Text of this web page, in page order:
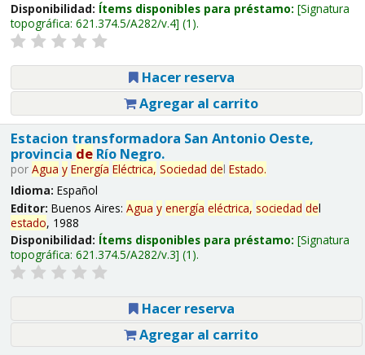
Disponibilidad: Ítems disponibles para préstamo: Signatura
topográfica: 621.374.5/A282/v.4 (1).
Hacer reserva
Agregar al carrito
Estacion transformadora San Antonio Oeste,
provincia deRío Negro.
por Agua y Energía Eléctrica, Sociedad del Estado.
Idioma: Español
Editor: Buenos Aires: Agua y energía eléctrica, sociedad del
estado, 1988
Disponibilidad: Ítems disponibles para préstamo: Signatura
topográfica: 621.374.5/A282/v.3 (1).
Hacer reserva
Agregar al carrito